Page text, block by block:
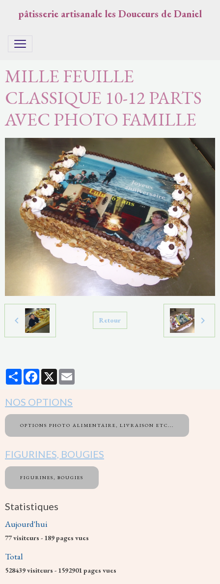
pâtisserie artisanale les Douceurs de Daniel
MILLE FEUILLE
CLASSIQUE 10-12 PARTS
AVEC PHOTO FAMILLE
Retour
PartagerFacebook
X
NOS OPTIONS
OPTIONS PHOTO ALIMENTAIRE, LIVRAISON ETC...
FIGURINES, BOUGIES
FIGURINES, BOUGIES
Statistiques
Aujourd'hui
77visiteurs - 189pages vues
Total
528439visiteurs - 1592901pages vues